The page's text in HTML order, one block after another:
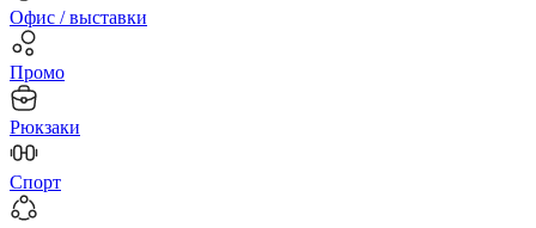
Офис / выставки
Промо
Рюкзаки
Спорт